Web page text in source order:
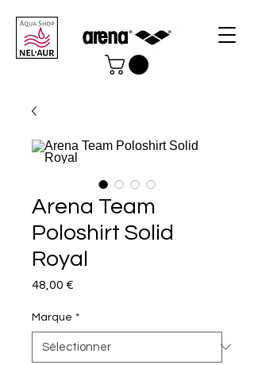
Arena Team
Poloshirt Solid
Royal
48,00 €
Marque *